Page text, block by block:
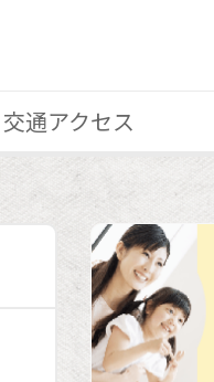
交通アクセス